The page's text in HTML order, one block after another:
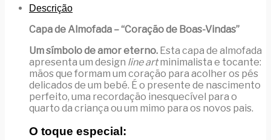
"Coração
Vindas"
Descrição
Capa de Almofada – “Coração de Boas-Vindas”
Um símbolo de amor eterno. Esta capa de almofada
apresenta um design line artminimalista e tocante:
mãos que formam um coração para acolher os pés
delicados de um bebé. É o presente de nascimento
perfeito, uma recordação inesquecível para o
quarto da criança ou um mimo para os novos pais.
O toque especial: